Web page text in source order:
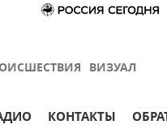
ВИЗУАЛ
КОНТАКТЫ